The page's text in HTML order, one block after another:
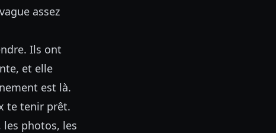
assez
Ils ont
et elle
est là.
te tenir prêt.
photos, les